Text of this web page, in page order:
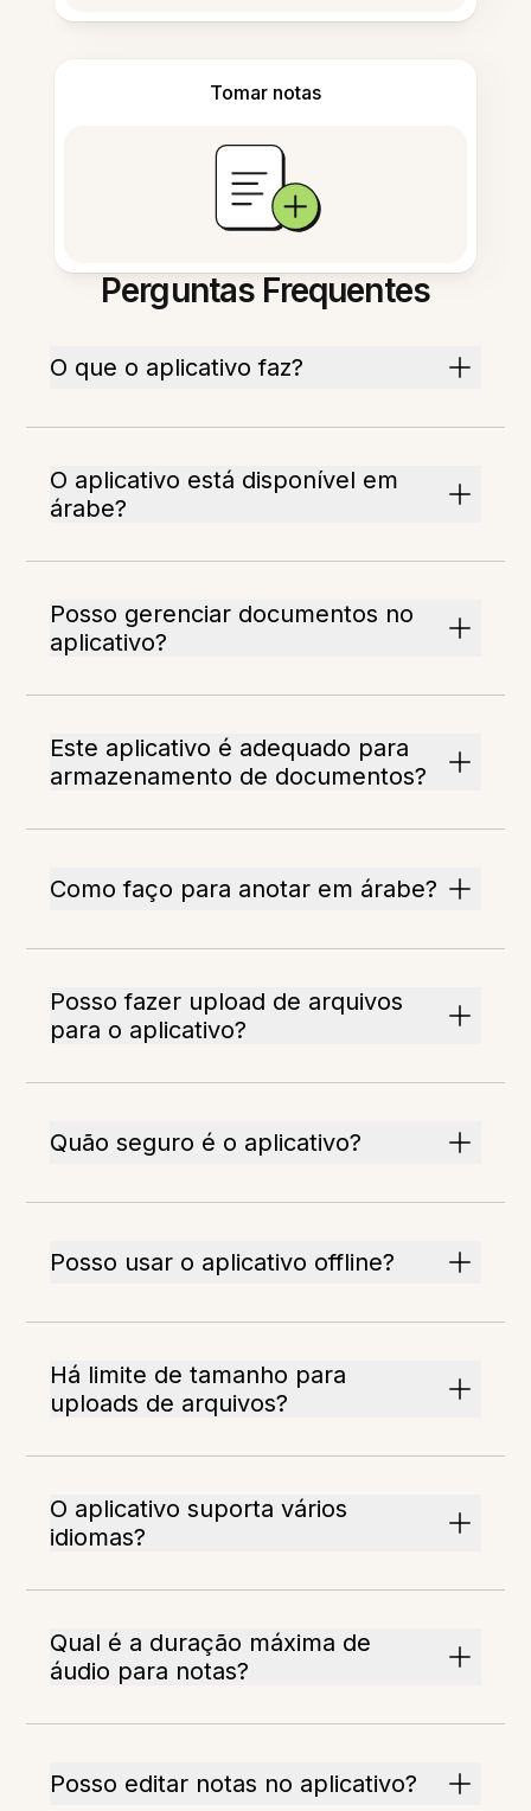
Tomar notas
Perguntas Frequentes
O que o aplicativo faz?
O aplicativo está disponível em
árabe?
Posso gerenciar documentos no
aplicativo?
Este aplicativo é adequado para
armazenamento de documentos?
Como faço para anotar em árabe?
Posso fazer upload de arquivos
para o aplicativo?
Quão seguro é o aplicativo?
Posso usar o aplicativo offline?
Há limite de tamanho para
uploads de arquivos?
O aplicativo suporta vários
idiomas?
Qual é a duração máxima de
áudio para notas?
Posso editar notas no aplicativo?